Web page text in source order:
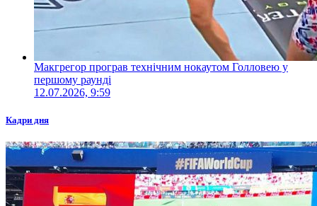
Макгрегор програв технічним нокаутом Голловею у
першому раунді
12.07.2026, 9:59
Кадри дня